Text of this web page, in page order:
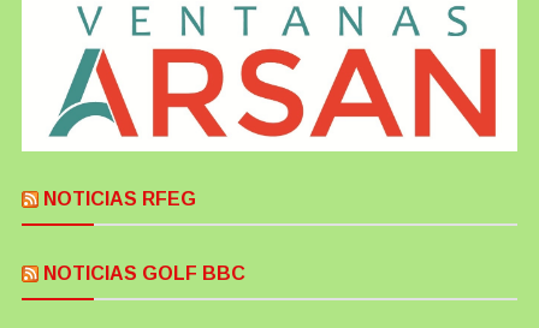
NOTICIAS RFEG
NOTICIAS GOLF BBC